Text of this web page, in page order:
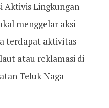
Aktivis Lingkungan
menggelar aksi
terdapat aktivitas
atau reklamasi di
Teluk Naga